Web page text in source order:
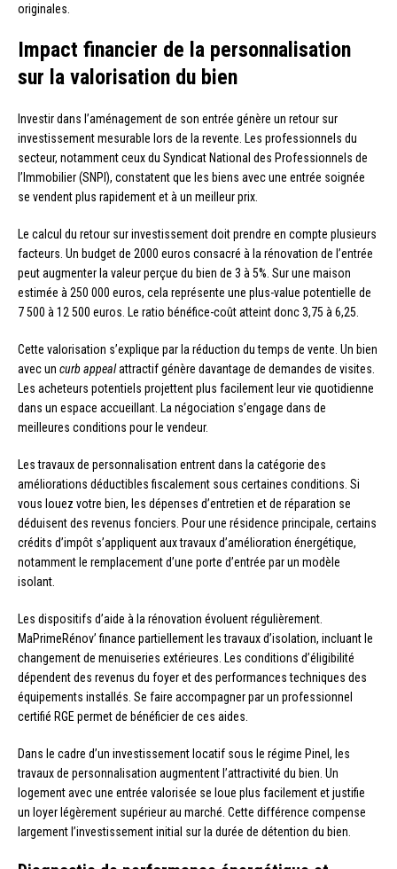
originales.
Impact financier de la personnalisation
sur la valorisation du bien
Investir dans l’aménagement de son entrée génère un retour sur
investissement mesurable lors de la revente. Les professionnels du
secteur, notamment ceux du Syndicat National des Professionnels de
l’Immobilier (SNPI), constatent que les biens avec une entrée soignée
se vendent plus rapidement et à un meilleur prix.
Le calcul du retour sur investissement doit prendre en compte plusieurs
facteurs. Un budget de 2000 euros consacré à la rénovation de l’entrée
peut augmenter la valeur perçue du bien de 3 à 5%. Sur une maison
estimée à 250 000 euros, cela représente une plus-value potentielle de
7 500 à 12 500 euros. Le ratio bénéfice-coût atteint donc 3,75 à 6,25.
Cette valorisation s’explique par la réduction du temps de vente. Un bien
avec un curb appealattractif génère davantage de demandes de visites.
Les acheteurs potentiels projettent plus facilement leur vie quotidienne
dans un espace accueillant. La négociation s’engage dans de
meilleures conditions pour le vendeur.
Les travaux de personnalisation entrent dans la catégorie des
améliorations déductibles fiscalement sous certaines conditions. Si
vous louez votre bien, les dépenses d’entretien et de réparation se
déduisent des revenus fonciers. Pour une résidence principale, certains
crédits d’impôt s’appliquent aux travaux d’amélioration énergétique,
notamment le remplacement d’une porte d’entrée par un modèle
isolant.
Les dispositifs d’aide à la rénovation évoluent régulièrement.
MaPrimeRénov’ finance partiellement les travaux d’isolation, incluant le
changement de menuiseries extérieures. Les conditions d’éligibilité
dépendent des revenus du foyer et des performances techniques des
équipements installés. Se faire accompagner par un professionnel
certifié RGE permet de bénéficier de ces aides.
Dans le cadre d’un investissement locatif sous le régime Pinel, les
travaux de personnalisation augmentent l’attractivité du bien. Un
logement avec une entrée valorisée se loue plus facilement et justifie
un loyer légèrement supérieur au marché. Cette différence compense
largement l’investissement initial sur la durée de détention du bien.